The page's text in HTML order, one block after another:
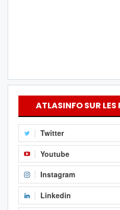
ATLASINFO SUR
Twitter
Youtube
Instagram
Linkedin